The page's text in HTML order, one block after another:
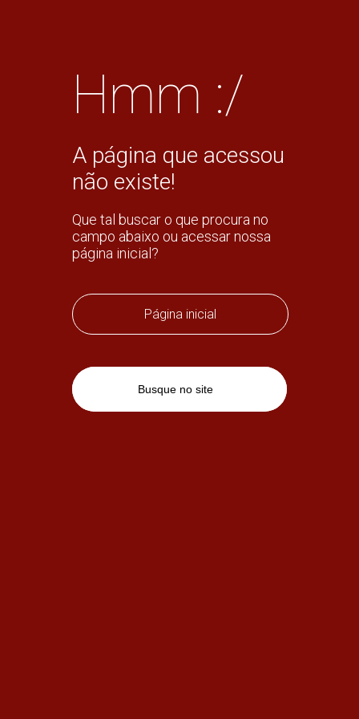
Hmm :/
A página que acessou
não existe!
Que tal buscar o que procura no
campo abaixo ou acessar nossa
página inicial?
Página inicial